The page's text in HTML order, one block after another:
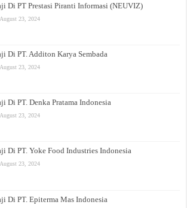
Di PT Prestasi Piranti Informasi (NEUVIZ)
August 23, 2024
Di PT. Additon Karya Sembada
August 23, 2024
Di PT. Denka Pratama Indonesia
August 23, 2024
Di PT. Yoke Food Industries Indonesia
August 23, 2024
Di PT. Epiterma Mas Indonesia